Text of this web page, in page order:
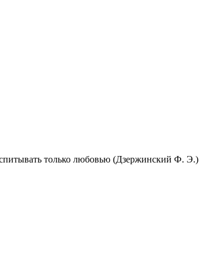
только любовью (Дзержинский Ф. Э.)